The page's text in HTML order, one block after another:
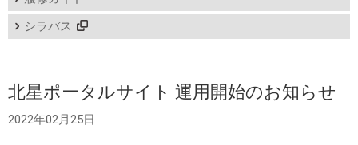
シラバス
北星ポータルサイト 運用開始のお知らせ
2022年02月25日